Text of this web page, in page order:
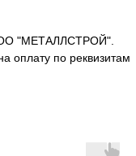
ООО "МЕТАЛЛСТРОЙ".
оплату по реквизитам